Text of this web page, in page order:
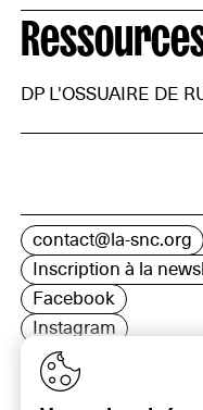
DP L'OSSUAIRE DE
contact@la-snc.org
Inscription à la
Facebook
Instagram
LinkedIn